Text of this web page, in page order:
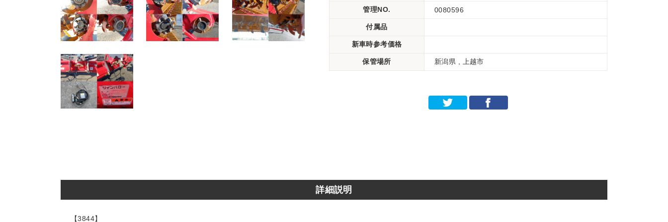
管理NO. 0080596
付属品
新車時参考価格
保管場所 新潟県 , 上越市
詳細説明
【3844】